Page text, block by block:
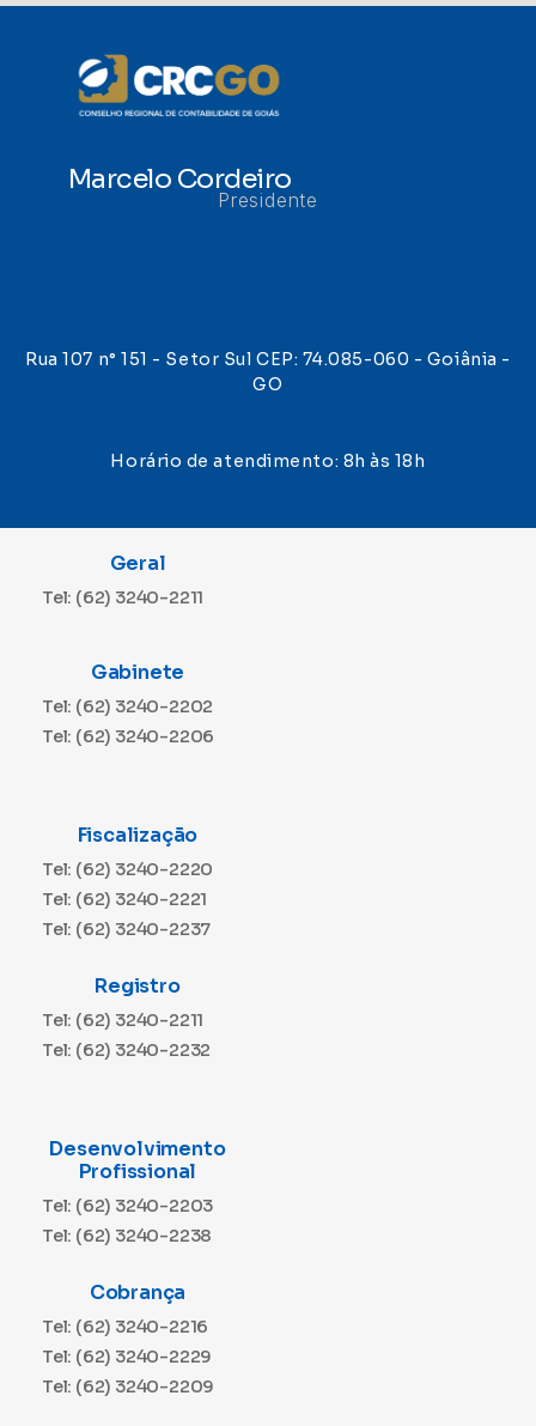
Marcelo Cordeiro
Presidente
Rua 107 n° 151 - Setor Sul CEP: 74.085-060 - Goiânia -
GO
Horário de atendimento: 8h às 18h
Geral
Tel: (62) 3240-2211
Gabinete
Tel: (62) 3240-2202
Tel: (62) 3240-2206
Fiscalização
Tel: (62) 3240-2220
Tel: (62) 3240-2221
Tel: (62) 3240-2237
Registro
Tel: (62) 3240-2211
Tel: (62) 3240-2232
Desenvolvimento
Profissional
Tel: (62) 3240-2203
Tel: (62) 3240-2238
Cobrança
Tel: (62) 3240-2216
Tel: (62) 3240-2229
Tel: (62) 3240-2209